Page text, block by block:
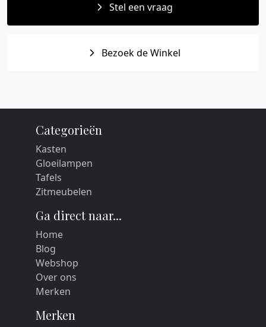
Stel een vraag
Bezoek de Winkel
Categorieën
Kasten
Gloeilampen
Tafels
Zitmeubelen
Ga direct naar...
Home
Blog
Webshop
Over ons
Merken
Merken